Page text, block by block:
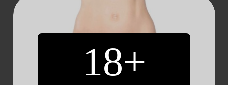
18+